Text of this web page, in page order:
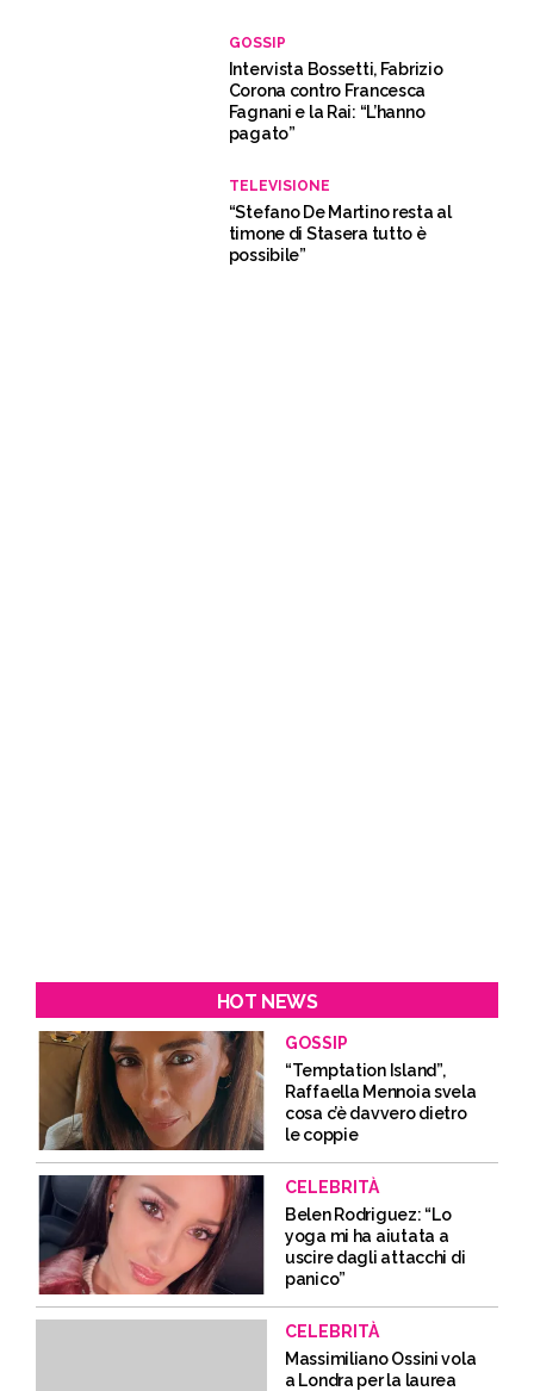
GOSSIP
Intervista Bossetti, Fabrizio
Corona contro Francesca
Fagnani e la Rai: “L’hanno
pagato”
TELEVISIONE
“Stefano De Martino resta al
timone di Stasera tutto è
possibile”
HOT NEWS
GOSSIP
“Temptation Island”,
Raffaella Mennoia svela
cosa c’è davvero dietro
le coppie
CELEBRITÀ
Belen Rodriguez: “Lo
yoga mi ha aiutata a
uscire dagli attacchi di
panico”
CELEBRITÀ
Massimiliano Ossini vola
a Londra per la laurea